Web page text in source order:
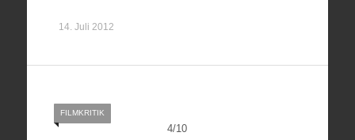
14. Juli 2012
4/10
FILMKRITIK